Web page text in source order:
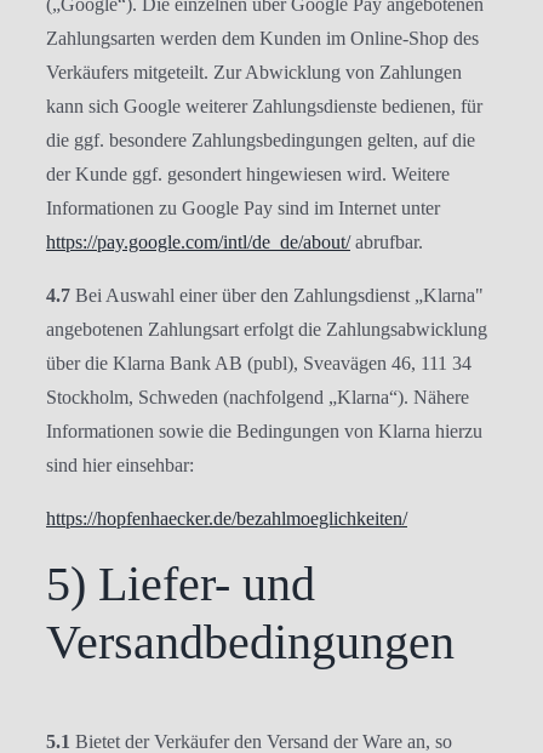
(„Google“). Die einzelnen über Google Pay angebotenen
Zahlungsarten werden dem Kunden im Online-Shop des
Verkäufers mitgeteilt. Zur Abwicklung von Zahlungen
kann sich Google weiterer Zahlungsdienste bedienen, für
die ggf. besondere Zahlungsbedingungen gelten, auf die
der Kunde ggf. gesondert hingewiesen wird. Weitere
Informationen zu Google Pay sind im Internet unter
https://pay.google.com/intl/de_de/about/abrufbar.
4.7 Bei Auswahl einer über den Zahlungsdienst „Klarna"
angebotenen Zahlungsart erfolgt die Zahlungsabwicklung
über die Klarna Bank AB (publ), Sveavägen 46, 111 34
Stockholm, Schweden (nachfolgend „Klarna“). Nähere
Informationen sowie die Bedingungen von Klarna hierzu
sind hier einsehbar:
https://hopfenhaecker.de/bezahlmoeglichkeiten/
5) Liefer- und
Versandbedingungen
5.1 Bietet der Verkäufer den Versand der Ware an, so